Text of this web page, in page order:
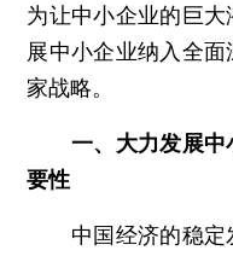
为让中小企业的巨
展中小企业纳入全
家战略。
一、大力发展
要性
中国经济的稳定